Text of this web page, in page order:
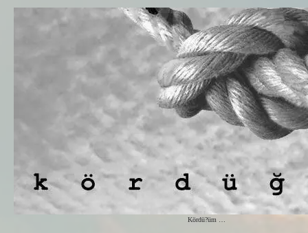
Kördü?üm …